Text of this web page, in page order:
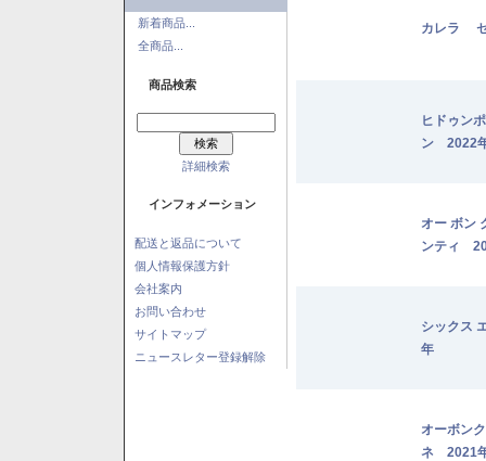
新着商品...
全商品...
商品検索
詳細検索
インフォメーション
配送と返品について
個人情報保護方針
会社案内
お問い合わせ
サイトマップ
ニュースレター登録解除
カレラ
ヒドゥン
ン 2022
オー ボン
ンティ
シックス
年
オーボン
ネ 2021